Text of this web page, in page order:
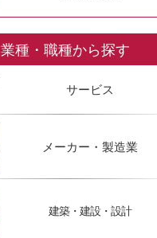
業種・職種から探す
サービス
メーカー・製造業
建築・建設・設計